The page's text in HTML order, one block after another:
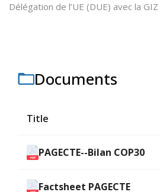
Délégation de l’UE (DUE) avec la
Documents
Title
PAGECTE--Bilan COP30
Factsheet PAGECTE